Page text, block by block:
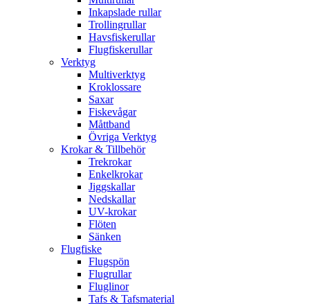
Inkapslade rullar
Trollingrullar
Havsfiskerullar
Flugfiskerullar
Verktyg
Multiverktyg
Kroklossare
Saxar
Fiskevågar
Måttband
Övriga Verktyg
Krokar & Tillbehör
Trekrokar
Enkelkrokar
Jiggskallar
Nedskallar
UV-krokar
Flöten
Sänken
Flugfiske
Flugspön
Flugrullar
Fluglinor
Tafs & Tafsmaterial